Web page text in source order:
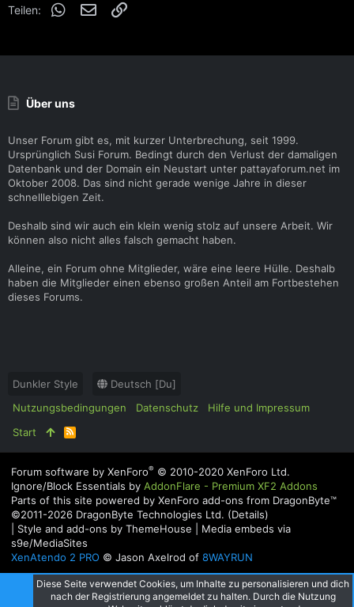
Teilen: WhatsApp
E-Mail
Über uns
Unser Forum gibt es, mit kurzer Unterbrechung, seit 1999.
Ursprünglich Susi Forum. Bedingt durch den Verlust der damaligen
Datenbank und der Domain ein Neustart unter pattayaforum.net im
Oktober 2008. Das sind nicht gerade wenige Jahre in dieser
schnelllebigen Zeit.
Deshalb sind wir auch ein klein wenig stolz auf unsere Arbeit. Wir
können also nicht alles falsch gemacht haben.
Alleine, ein Forum ohne Mitglieder, wäre eine leere Hülle. Deshalb
haben die Mitglieder einen ebenso großen Anteil am Fortbestehen
dieses Forums.
Dunkler Style
Deutsch [Du]
Nutzungsbedingungen
Datenschutz
Hilfe und Impressum
Start
R
S
Forum software by XenForo® © 2010-2020 XenForo Ltd.
Ignore/Block Essentials by AddonFlare - Premium XF2 Addons
Parts of this site powered by XenForo add-ons from DragonByte™
©2011-2026 DragonByte Technologies Ltd. (Details)
Style and add-ons by ThemeHouse
Media embeds via
s9e/MediaSites
XenAtendo 2 PRO © Jason Axelrod of 8WAYRUN
Diese Seite verwendet Cookies, um Inhalte zu personalisieren und dich
nach der Registrierung angemeldet zu halten. Durch die Nutzung